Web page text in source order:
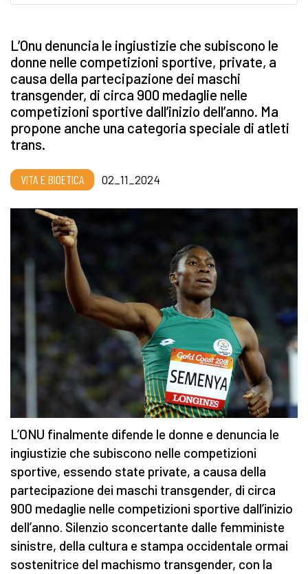
L’Onu denuncia le ingiustizie che subiscono le
donne nelle competizioni sportive, private, a
causa della partecipazione dei maschi
transgender, di circa 900 medaglie nelle
competizioni sportive dall’inizio dell’anno. Ma
propone anche una categoria speciale di atleti
trans.
VITA E BIOETICA 02_11_2024
L’ONU finalmente difende le donne e denuncia le
ingiustizie che subiscono nelle competizioni
sportive, essendo state private, a causa della
partecipazione dei maschi transgender, di circa
900 medaglie nelle competizioni sportive dall’inizio
dell’anno. Silenzio sconcertante dalle femministe
sinistre, della cultura e stampa occidentale ormai
sostenitrice del machismo transgender, con la